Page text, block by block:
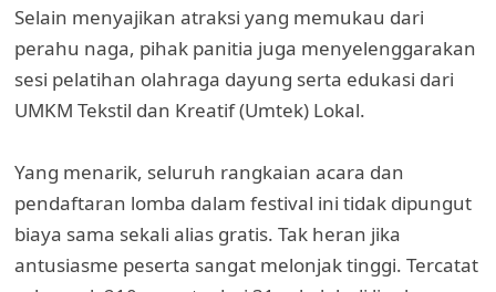
Selain menyajikan atraksi yang memukau dari
perahu naga, pihak panitia juga menyelenggarakan
sesi pelatihan olahraga dayung serta edukasi dari
UMKM Tekstil dan Kreatif (Umtek) Lokal.
Yang menarik, seluruh rangkaian acara dan
pendaftaran lomba dalam festival ini tidak dipungut
biaya sama sekali alias gratis. Tak heran jika
antusiasme peserta sangat melonjak tinggi. Tercatat